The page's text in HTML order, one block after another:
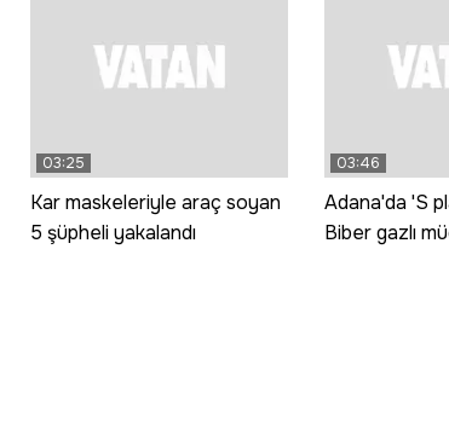
03:25
Kar maskeleriyle araç soyan
5 şüpheli yakalandı
03:46
Adana'da 'S
Biber gazlı